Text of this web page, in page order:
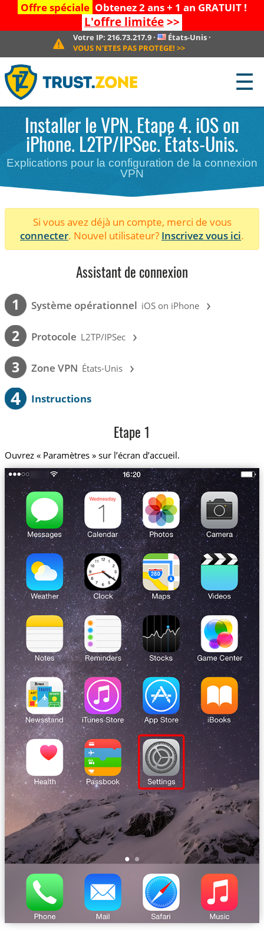
Offre spéciale Obtenez 2 ans + 1 an GRATUIT !
L'offre limitée>>
Votre IP: 216.73.217.9· États-Unis ·
VOUS N'ETES PAS PROTEGE! >>
☰
Installer le VPN. Etape 4. iOS on
iPhone. L2TP/IPSec. États-Unis.
Explications pour la configuration de la connexion
VPN
Si vous avez déjà un compte, merci de vous
connecter. Nouvel utilisateur? Inscrivez vous ici.
Assistant de connexion
1 Système opérationnel iOS on iPhone ›
2 Protocole L2TP/IPSec ›
3 Zone VPN États-Unis ›
4 Instructions
Etape 1
Ouvrez « Paramètres » sur l’écran d’accueil.